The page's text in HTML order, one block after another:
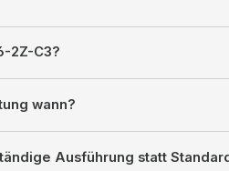
2Z-C3?
wann?
Ausführung statt